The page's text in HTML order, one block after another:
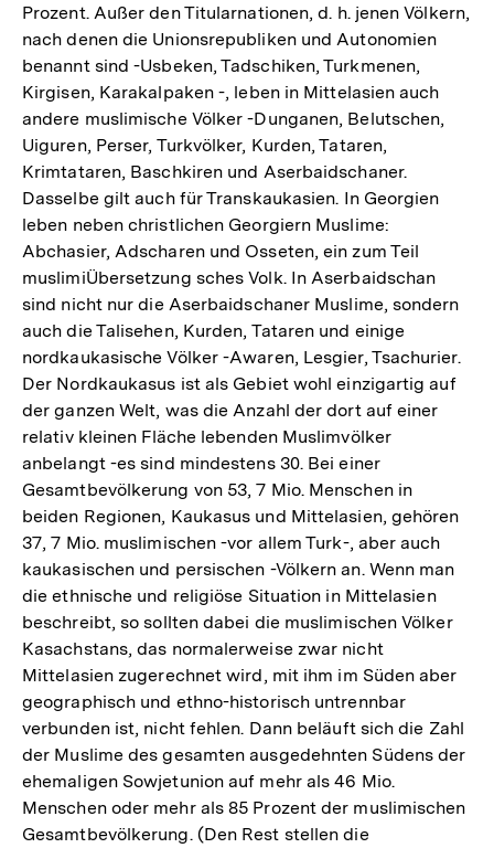
Prozent. Außer den Titularnationen, d. h. jenen Völkern,
nach denen die Unionsrepubliken und Autonomien
benannt sind -Usbeken, Tadschiken, Turkmenen,
Kirgisen, Karakalpaken -, leben in Mittelasien auch
andere muslimische Völker -Dunganen, Belutschen,
Uiguren, Perser, Turkvölker, Kurden, Tataren,
Krimtataren, Baschkiren und Aserbaidschaner.
Dasselbe gilt auch für Transkaukasien. In Georgien
leben neben christlichen Georgiern Muslime:
Abchasier, Adscharen und Osseten, ein zum Teil
muslimiÜbersetzung sches Volk. In Aserbaidschan
sind nicht nur die Aserbaidschaner Muslime, sondern
auch die Talisehen, Kurden, Tataren und einige
nordkaukasische Völker -Awaren, Lesgier, Tsachurier.
Der Nordkaukasus ist als Gebiet wohl einzigartig auf
der ganzen Welt, was die Anzahl der dort auf einer
relativ kleinen Fläche lebenden Muslimvölker
anbelangt -es sind mindestens 30. Bei einer
Gesamtbevölkerung von 53, 7 Mio. Menschen in
beiden Regionen, Kaukasus und Mittelasien, gehören
37, 7 Mio. muslimischen -vor allem Turk-, aber auch
kaukasischen und persischen -Völkern an. Wenn man
die ethnische und religiöse Situation in Mittelasien
beschreibt, so sollten dabei die muslimischen Völker
Kasachstans, das normalerweise zwar nicht
Mittelasien zugerechnet wird, mit ihm im Süden aber
geographisch und ethno-historisch untrennbar
verbunden ist, nicht fehlen. Dann beläuft sich die Zahl
der Muslime des gesamten ausgedehnten Südens der
ehemaligen Sowjetunion auf mehr als 46 Mio.
Menschen oder mehr als 85 Prozent der muslimischen
Gesamtbevölkerung. (Den Rest stellen die